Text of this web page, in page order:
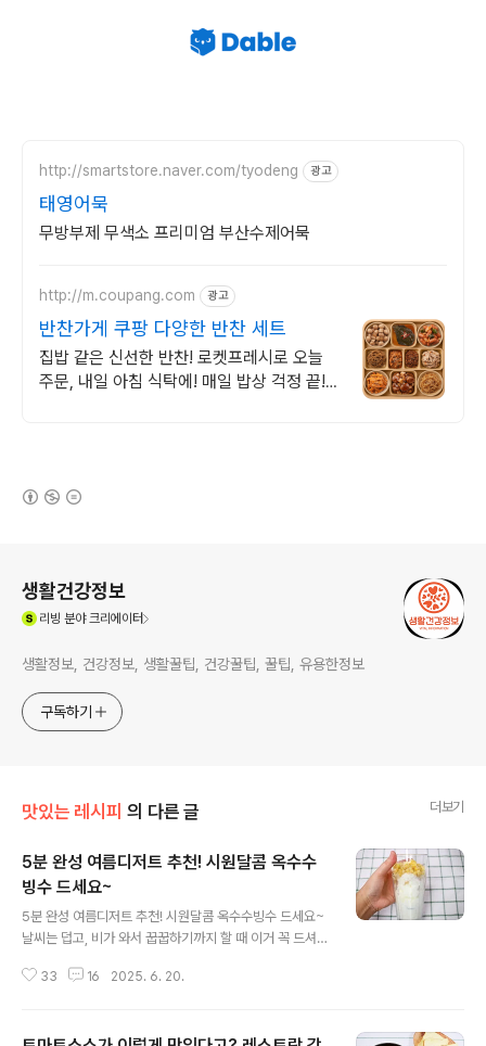
http://smartstore.naver.com/tyodeng 광고
태영어묵
무방부제 무색소 프리미엄 부산수제어묵
http://m.coupang.com 광고
반찬가게 쿠팡 다양한 반찬 세트
집밥 같은 신선한 반찬! 로켓프레시로 오늘
주문, 내일 아침 식탁에! 매일 밥상 걱정 끝!
생활건강정보
리빙 분야 크리에이터
생활정보, 건강정보, 생활꿀팁, 건강꿀팁, 꿀팁, 유용한정보
구독하기
맛있는 레시피 의 다른 글 더보기
5분 완성 여름디저트 추천! 시원달콤 옥수수
빙수 드세요~
5분 완성 여름디저트 추천! 시원달콤 옥수수빙수 드세요~
날씨는 덥고, 비가 와서 꿉꿉하기까지 할 때 이거 꼭 드셔보
맛으로 남녀노소 누구나 좋아하는 이색 빙수를 즐기실 수
33 16 2025. 6. 20.